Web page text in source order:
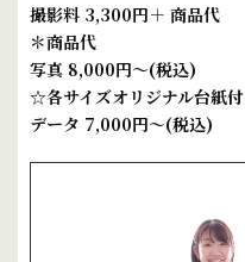
撮影料 3,300円＋ 商品代
＊商品代
写真 8,000円～(税込)
☆各サイズオリジナル台紙付
データ 7,000円～(税込)